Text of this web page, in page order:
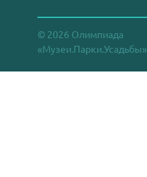
© 2026 Олимпиада
«Музеи.Парки.Усадьбы»